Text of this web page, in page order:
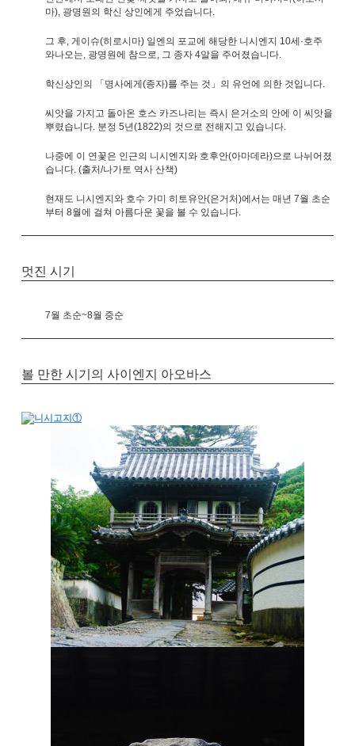
마), 광명원의 학신 상인에게 주었습니다.
그 후, 게이슈(히로시마) 일엔의 포교에 해당한 니시엔지 10세·호주
와나오는, 광명원에 참으로, 그 종자 4알을 주어졌습니다.
학신상인의 「명사에게(종자)를 주는 것」의 유언에 의한 것입니다.
씨앗을 가지고 돌아온 호스 카즈나리는 즉시 은거소의 안에 이 씨앗을
뿌렸습니다. 분정 5년(1822)의 것으로 전해지고 있습니다.
나중에 이 연꽃은 인근의 니시엔지와 호후안(아마데라)으로 나뉘어졌
습니다. (출처/나가토 역사 산책)
현재도 니시엔지와 호수 가미 히토유안(은거처)에서는 매년 7월 초순
부터 8월에 걸쳐 아름다운 꽃을 볼 수 있습니다.
멋진 시기
7월 초순~8월 중순
볼 만한 시기의 사이엔지 아오바스